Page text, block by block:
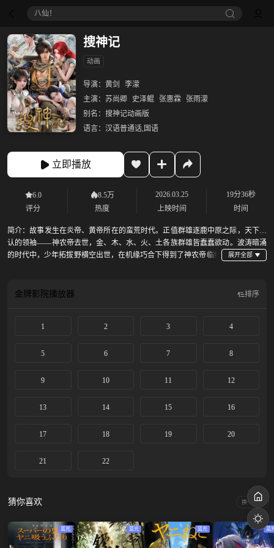
八仙！
搜神记
动画
导演： 黄剑
李濛
主演： 苏尚卿 史泽鲲 张惠霖
张雨濛
别名： 搜神记动画版
语言： 汉语普通话,国语
立即播放
6.0
评分
8.5万
热度
2026.03.25
上映时间
19分36秒
时间
简介：故事发生在炎帝、黄帝所在的蛮荒时代。正值群雄逐鹿中原之际，天下公
认的领袖——神农帝去世，金、木、水、火、土各族群雄皆蠢蠢欲动。波涛暗涌
的时代中，少年拓拔野横空出世，在机缘巧合下得到了神农帝临终
金牌影院播放器 排序
1 2 3 4
5 6 7 8
9 10 11 12
13 14 15 16
17 18 19 20
21 22
猜你喜欢 换一换
蓝光 蓝光 蓝光 蓝